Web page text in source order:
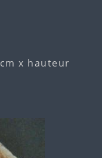
x hauteur